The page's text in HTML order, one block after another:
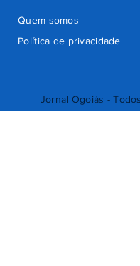
Jornal Ogoiás -
Quem somos
Política de privacidade